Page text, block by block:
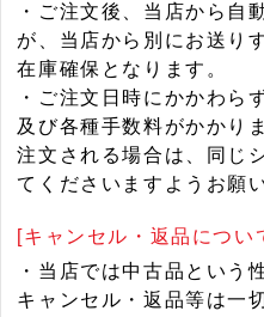
・ご注文後、当店から自
が、当店から別にお送り
在庫確保となります。
・ご注文日時にかかわら
及び各種手数料がかかり
注文される場合は、同じ
てくださいますようお願
[キャンセル・返品につい
・当店では中古品という
キャンセル・返品等は一